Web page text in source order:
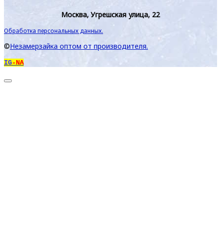
Москва, Угрешская улица, 22
Обработка персональных данных.
©Незамерзайка оптом от производителя.
IG-NA